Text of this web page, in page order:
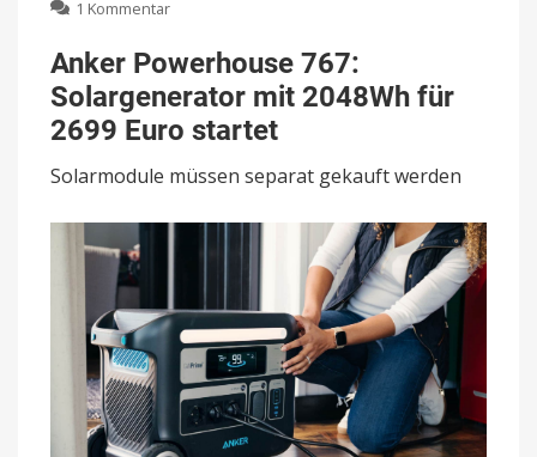
1 Kommentar
Powerhouse
767:
Solargenerator
mit
2048Wh
für
2699
Anker Powerhouse 767:
Solargenerator mit 2048Wh für
2699 Euro startet
Solarmodule müssen separat gekauft werden